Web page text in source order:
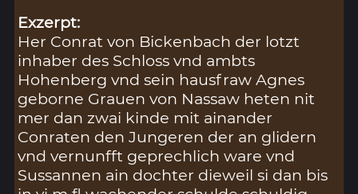
Exzerpt:
Her Conrat von Bickenbach der lotzt
inhaber des Schloss vnd ambts
Hohenberg vnd sein hausfraw Agnes
geborne Grauen von Nassaw heten nit
mer dan zwai kinde mit ainander
Conraten den Jungeren der an glidern
vnd vernunfft geprechlich ware vnd
Sussannen ain dochter dieweil si dan bis